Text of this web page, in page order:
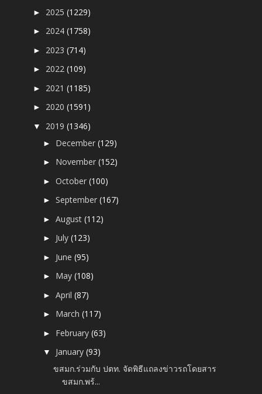
► 2025(1229)
► 2024(1758)
► 2023(714)
► 2022(109)
► 2021(1185)
► 2020(1591)
▼ 2019(1346)
► December(129)
► November(152)
►October(100)
►September(167)
►August(112)
► July(123)
► June(95)
► May(108)
►April(87)
► March(117)
► February(63)
▼ January(93)
ขสมก.ร่วมกับ ปตท. จัดพิธีแถลงข่าวรถโดยสาร
ขสมก.พร้...